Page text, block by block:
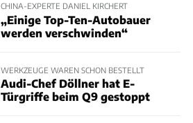
CHINA-EXPERTE DANIEL KIRCHERT
„Einige Top-Ten-Autobauer
werden verschwinden“
WERKZEUGE WAREN SCHON BESTELLT
Audi-Chef Döllner hat E-
Türgriffe beim Q9 gestoppt